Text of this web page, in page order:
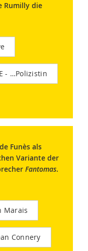
Rumilly die
E - …Polizistin
Funès als
Variante der
Fantomas.
Marais
Connery